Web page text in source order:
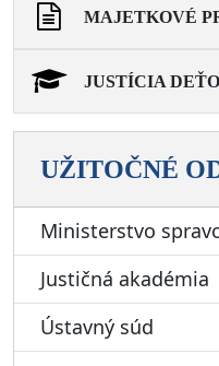
MAJETKOVÉ
JUSTÍCIA
UŽITOČNÉ
Ministerstvo
Justičná akadémia
Ústavný súd